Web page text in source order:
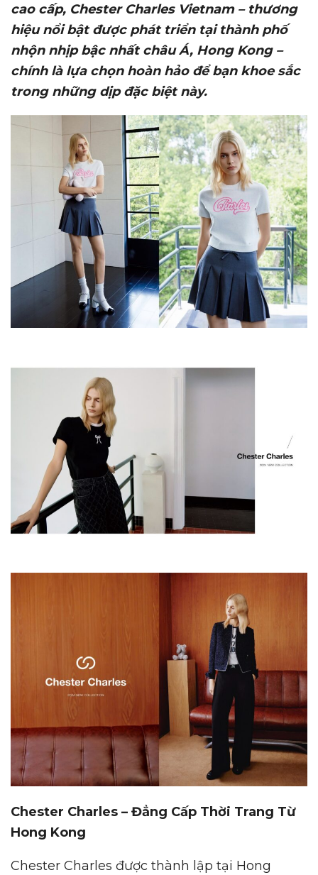
cao cấp, Chester Charles Vietnam – thương
hiệu nổi bật được phát triển tại thành phố
nhộn nhịp bậc nhất châu Á, Hong Kong –
chính là lựa chọn hoàn hảo để bạn khoe sắc
trong những dịp đặc biệt này.
Chester Charles – Đẳng Cấp Thời Trang Từ
Hong Kong
Chester Charles được thành lập tại Hong